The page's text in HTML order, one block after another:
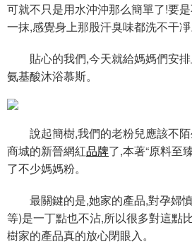
可就不只是用水沖沖那么簡單了!要
一抹,感覺身上那股汗臭味都洗不干凈
貼心的我們,今天就給媽媽們安排
氨基酸沐浴慕斯。
說起簡樹,我們的老粉兒應該不陌
商城的新晉網紅品牌了,本著“原料至
了不少媽媽粉。
最關鍵的是,她家的產品,對孕婦
等)是一丁點也不沾,所以很多對這點
樹家的產品真的放心閉眼入。